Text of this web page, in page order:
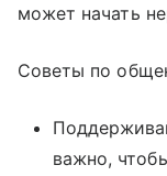
может начать
Советы по
важно,